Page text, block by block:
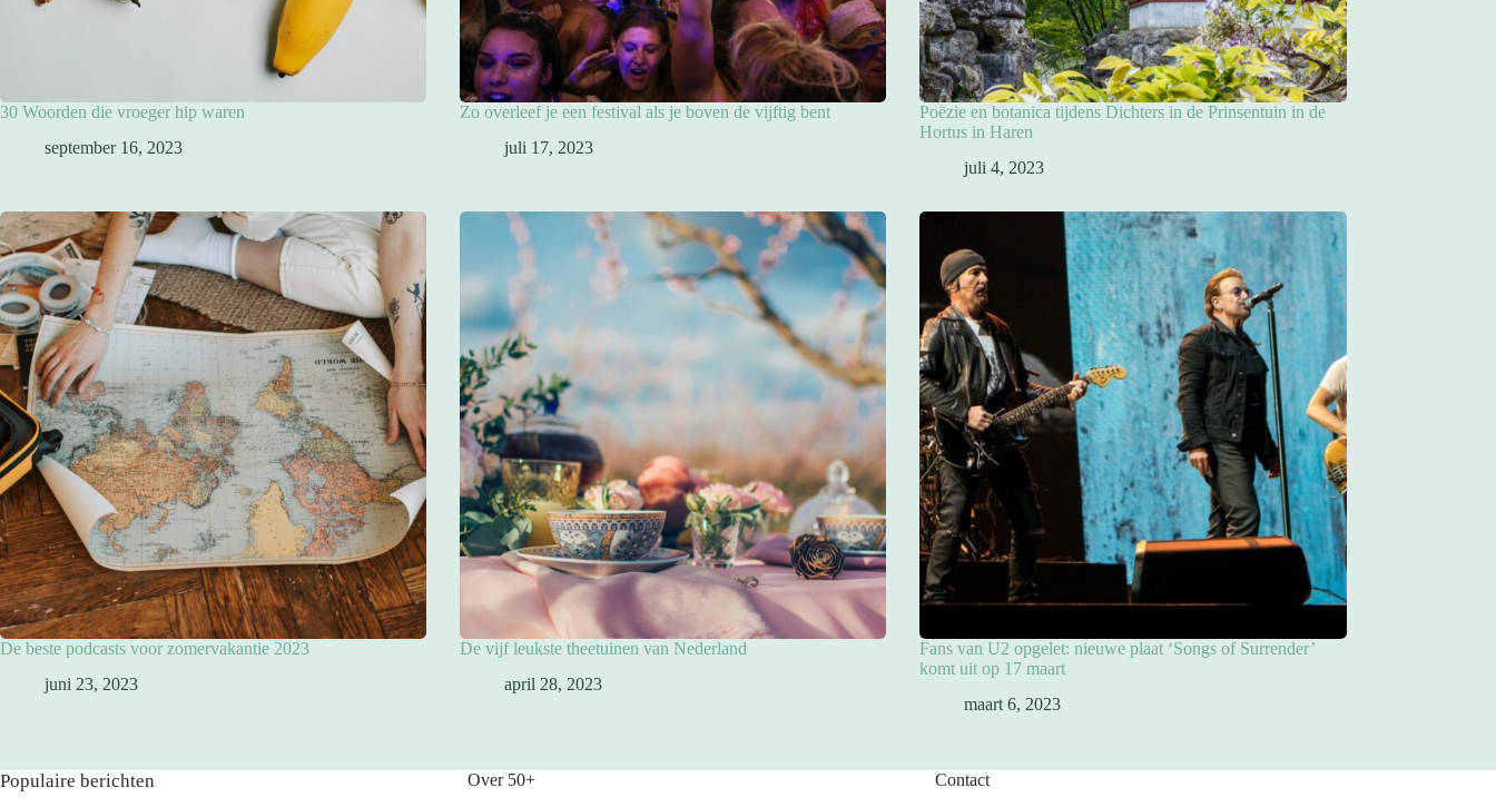
30 Woorden die vroeger hip waren
september 16, 2023
Zo overleef je een festival als je boven de vijftig bent
juli 17, 2023
Poëzie en botanica tijdens Dichters in de Prinsentuin in de
Hortus in Haren
juli 4, 2023
De beste podcasts voor zomervakantie 2023
juni 23, 2023
De vijf leukste theetuinen van Nederland
april 28, 2023
Fans van U2 opgelet: nieuwe plaat ‘Songs of Surrender’
komt uit op 17 maart
maart 6, 2023
Populaire berichten Over 50+ Contact